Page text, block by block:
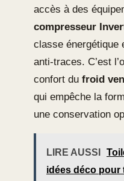
accès à des
compresseur
classe énergétique
anti-traces. C’est
confort du froid
qui empêche la
une conservation
LIRE AUSSI
idées déco pour